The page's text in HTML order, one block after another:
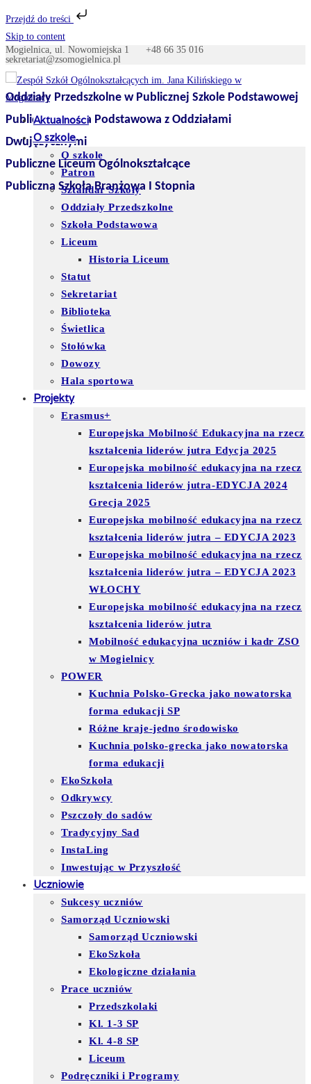
Przejdź do treści
Skip to content
Mogielnica, ul. Nowomiejska 1 +48 66 35 016
sekretariat@zsomogielnica.pl
Oddziały Przedszkolne w Publicznej Szkole Podstawowej
Publiczna Szkoła Podstawowa z Oddziałami
Dwujęzycznymi
Publiczne Liceum Ogólnokształcące
Publiczna Szkoła Branżowa I Stopnia
Aktualności
O szkole
O szkole
Patron
Sztandar Szkoły
Oddziały Przedszkolne
Szkoła Podstawowa
Liceum
Historia Liceum
Statut
Sekretariat
Biblioteka
Świetlica
Stołówka
Dowozy
Hala sportowa
Projekty
Erasmus+
Europejska Mobilność Edukacyjna na rzecz
kształcenia liderów jutra Edycja 2025
Europejska mobilność edukacyjna na rzecz
kształcenia liderów jutra-EDYCJA 2024
Grecja 2025
Europejska mobilność edukacyjna na rzecz
kształcenia liderów jutra – EDYCJA 2023
Europejska mobilność edukacyjna na rzecz
kształcenia liderów jutra – EDYCJA 2023
WŁOCHY
Europejska mobilność edukacyjna na rzecz
kształcenia liderów jutra
Mobilność edukacyjna uczniów i kadr ZSO
w Mogielnicy
POWER
Kuchnia Polsko-Grecka jako nowatorska
forma edukacji SP
Różne kraje-jedno środowisko
Kuchnia polsko-grecka jako nowatorska
forma edukacji
EkoSzkoła
Odkrywcy
Pszczoły do sadów
Tradycyjny Sad
InstaLing
Inwestując w Przyszłość
Uczniowie
Sukcesy uczniów
Samorząd Uczniowski
Samorząd Uczniowski
EkoSzkoła
Ekologiczne działania
Prace uczniów
Przedszkolaki
Kl. 1-3 SP
Kl. 4-8 SP
Liceum
Podręczniki i Programy